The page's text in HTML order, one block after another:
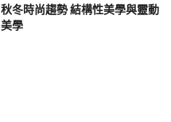
秋冬時尚趨勢 結構性美學與靈動
美學